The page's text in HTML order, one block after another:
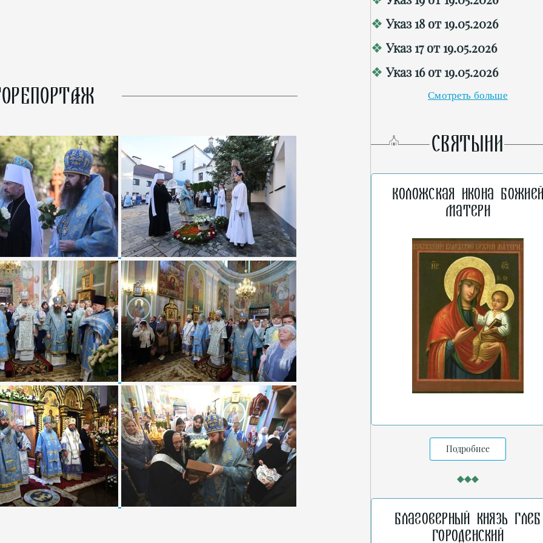
Указ 18 от 19.05.2026
Указ 17 от 19.05.2026
Указ 16 от 19.05.2026
Смотреть больше
СВЯТЫНИ
Коложская икона
Матери
Подробнее
Благоверный князь Глеб
Городенский